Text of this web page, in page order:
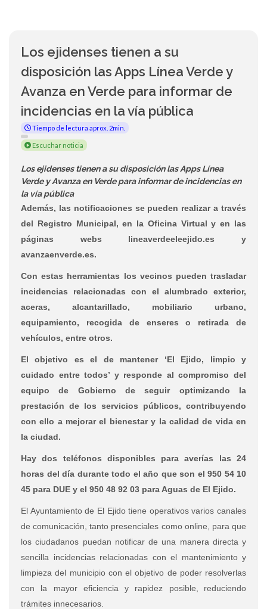
Los ejidenses tienen a su
disposición las Apps Línea Verde y
Avanza en Verde para informar de
incidencias en la vía pública
Tiempo de lectura aprox. 2min.
Escuchar noticia
Los ejidenses tienen a su disposición las Apps Línea
Verde y Avanza en Verde para informar de incidencias en
la vía pública
Además, las notificaciones se pueden realizar a través
del Registro Municipal, en la Oficina Virtual y en las
páginas webs lineaverdeeleejido.es y
avanzaenverde.es.
Con estas herramientas los vecinos pueden trasladar
incidencias relacionadas con el alumbrado exterior,
aceras, alcantarillado, mobiliario urbano,
equipamiento, recogida de enseres o retirada de
vehículos, entre otros.
El objetivo es el de mantener ‘El Ejido, limpio y
cuidado entre todos’ y responde al compromiso del
equipo de Gobierno de seguir optimizando la
prestación de los servicios públicos, contribuyendo
con ello a mejorar el bienestar y la calidad de vida en
la ciudad.
Hay dos teléfonos disponibles para averías las 24
horas del día durante todo el año que son el 950 54 10
45 para DUE y el 950 48 92 03 para Aguas de El Ejido.
El Ayuntamiento de El Ejido tiene operativos varios canales
de comunicación, tanto presenciales como online, para que
los ciudadanos puedan notificar de una manera directa y
sencilla incidencias relacionadas con el mantenimiento y
limpieza del municipio con el objetivo de poder resolverlas
con la mayor eficiencia y rapidez posible,
reduciendo
trámites innecesarios.